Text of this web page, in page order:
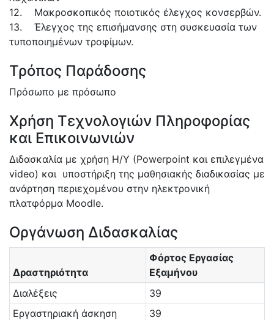
12. Μακροσκοπικός ποιοτικός έλεγχος κονσερβών.
13. Έλεγχος της επισήμανσης στη συσκευασία των
τυποποιημένων τροφίμων.
Τρόπος Παράδοσης
Πρόσωπο με πρόσωπο
Χρήση Τεχνολογιών Πληροφορίας
και Επικοινωνιών
Διδασκαλία με χρήση Η/Υ (Powerpoint και επιλεγμένα
video) και υποστήριξη της μαθησιακής διαδικασίας με
ανάρτηση περιεχομένου στην ηλεκτρονική
πλατφόρμα Moodle.
Οργάνωση Διδασκαλίας
Δραστηριότητα
Φόρτος Εργασίας
Εξαμήνου
Διαλέξεις
39
Εργαστηριακή άσκηση
39